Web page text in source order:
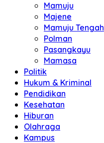
Mamuju
Majene
Mamuju Tengah
Polman
Pasangkayu
Mamasa
Politik
Hukum & Kriminal
Pendidikan
Kesehatan
Hiburan
Olahraga
Kampus